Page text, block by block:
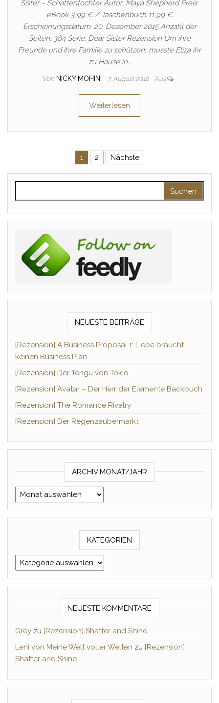
Sister – Schattentochter Autor: Maya Shepherd Preis:
eBook 3,99 € / Taschenbuch 11,99 €
Erscheinungsdatum: 20. Dezember 2015 Anzahl der
Seiten: 384 Serie: Dear Sister Rezension Um ihre
Freunde und ihre Familie zu schützen, musste Eliza ihr
zu Hause in…
Von NICKY MOHINI 7. August 2016 Aus
Weiterlesen
Seitennummerierung der
1 2 Nächste
NEUESTE BEITRÄGE
[Rezension] A Business Proposal 1: Liebe braucht
keinen Business Plan
[Rezension] Der Tengu von Tokio
[Rezension] Avatar – Der Herr der Elemente Backbuch
[Rezension] The Romance Rivalry
[Rezension] Der Regenzaubermarkt
ARCHIV MONAT/JAHR
Archiv Monat/Jahr
KATEGORIEN
Kategorien
NEUESTE KOMMENTARE
Grey zu [Rezension] Shatter and Shine
Leni von Meine Welt voller Welten zu [Rezension]
Shatter and Shine